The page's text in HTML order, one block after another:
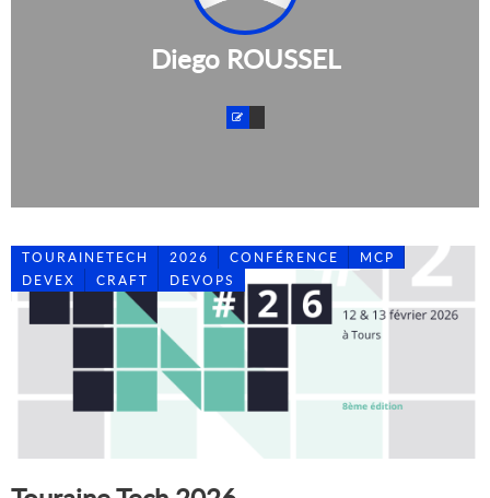
Diego ROUSSEL
TOURAINETECH 2026 CONFÉRENCE
MCP
DEVEX
CRAFT DEVOPS